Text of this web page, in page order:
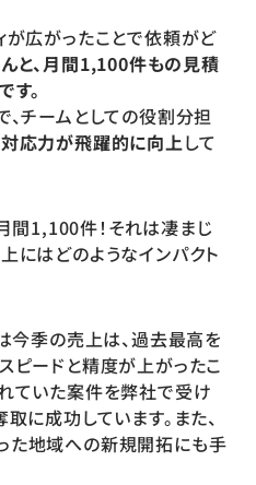
が広がったことで依頼がど
と、月間1,100件もの見積
。
、チームとしての役割分担
応力が飛躍的に向上して
間1,100件！それは凄まじ
にはどのようなインパクト
今季の売上は、過去最高を
ピードと精度が上がったこ
ていた案件を弊社で受け
に成功しています。また、
た地域への新規開拓にも手